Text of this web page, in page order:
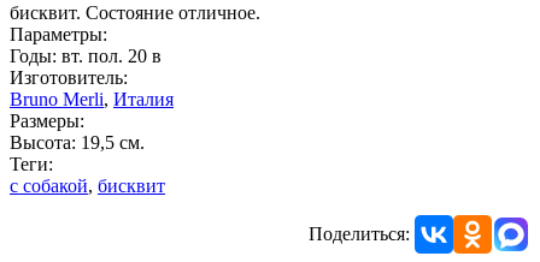
бисквит. Состояние отличное.
Параметры:
Годы: вт. пол. 20 в
Изготовитель:
Bruno Merli, Италия
Размеры:
Высота: 19,5 см.
Теги:
с собакой, бисквит
Поделиться: